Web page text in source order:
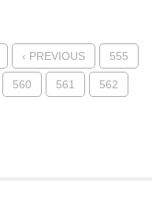
‹ PREVIOUS 555
560 561 562